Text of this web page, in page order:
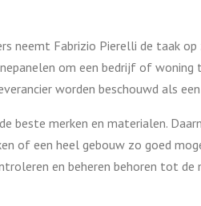
neemt Fabrizio Pierelli de taak
om een bedrijf of woning
worden beschouwd als
beste merken en materialen.
of een heel gebouw zo goed
en beheren behoren tot de